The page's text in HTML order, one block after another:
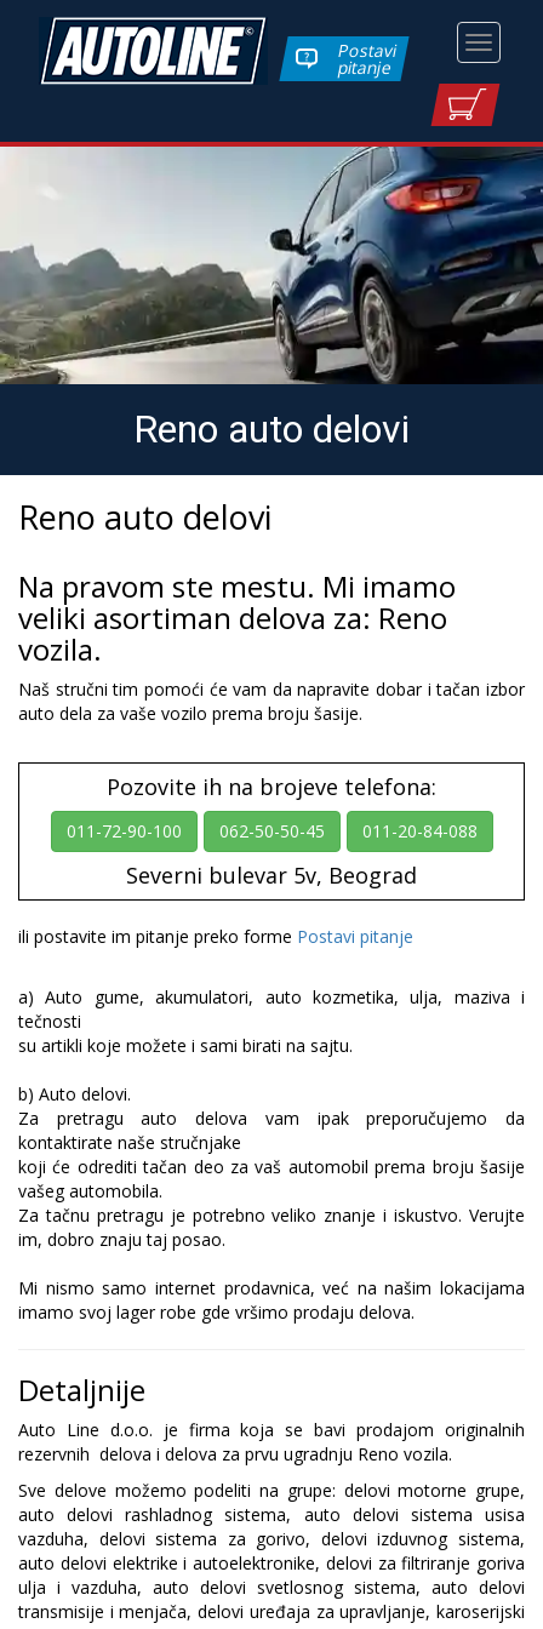
Toggle
Postavi
pitanje
Reno auto delovi
Reno auto delovi
Na pravom ste mestu. Mi imamo
veliki asortiman delova za: Reno
vozila.
Naš stručni tim pomoći će vam da napravite dobar i tačan izbor
auto dela za vaše vozilo prema broju šasije.
Pozovite ih na brojeve telefona:
011-72-90-100 062-50-50-45 011-20-84-088
Severni bulevar 5v, Beograd
ili postavite im pitanje preko forme Postavi pitanje
a) Auto gume, akumulatori, auto kozmetika, ulja, maziva i
tečnosti
su artikli koje možete i sami birati na sajtu.
b) Auto delovi.
Za pretragu auto delova vam ipak preporučujemo da
kontaktirate naše stručnjake
koji će odrediti tačan deo za vaš automobil prema broju šasije
vašeg automobila.
Za tačnu pretragu je potrebno veliko znanje i iskustvo. Verujte
im, dobro znaju taj posao.
Mi nismo samo internet prodavnica, već na našim lokacijama
imamo svoj lager robe gde vršimo prodaju delova.
Detaljnije
Auto Line d.o.o. je firma koja se bavi prodajom originalnih
rezervnih delova i delova za prvu ugradnju Reno vozila.
Sve delove možemo podeliti na grupe: delovi motorne grupe,
auto delovi rashladnog sistema, auto delovi sistema usisa
vazduha, delovi sistema za gorivo, delovi izduvnog sistema,
auto delovi elektrike i autoelektronike, delovi za filtriranje goriva
ulja i vazduha, auto delovi svetlosnog sistema, auto delovi
transmisije i menjača, delovi uređaja za upravljanje, karoserijski